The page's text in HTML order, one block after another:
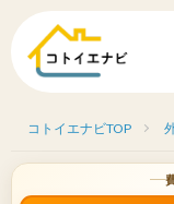
コトイエナビTOP